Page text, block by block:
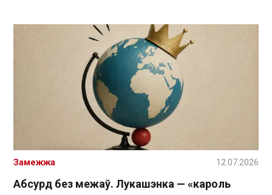
Абсурд без межаў. Лукашэнка — «кароль
Замежжа 12.07.2026